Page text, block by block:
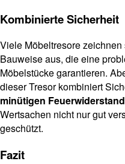
Kombinierte Sicherheit
Viele Möbeltresore
Bauweise aus, die eine
Möbelstücke garantieren.
dieser Tresor kombiniert
minütigen
Wertsachen nicht nur gut
geschützt.
Fazit